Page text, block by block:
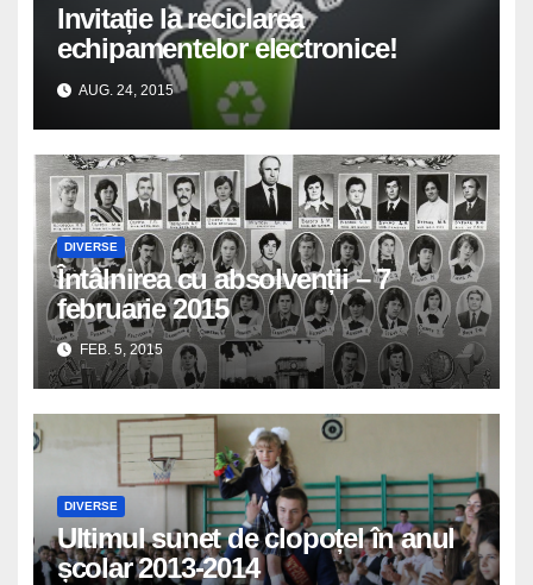
Invitație la reciclarea
echipamentelor electronice!
AUG. 24, 2015
DIVERSE
Întâlnirea cu absolvenții – 7
februarie 2015
FEB. 5, 2015
DIVERSE
Ultimul sunet de clopoțel în anul
școlar 2013-2014